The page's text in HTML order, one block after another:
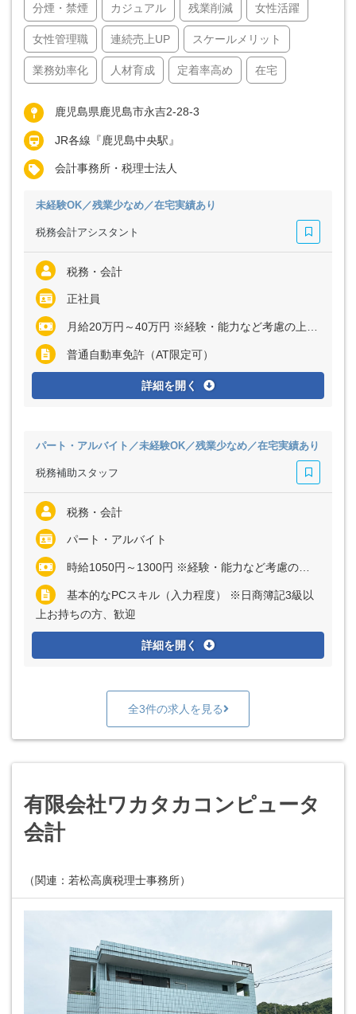
分煙・禁煙 カジュアル 残業削減 女性活躍
女性管理職 連続売上UP スケールメリット
業務効率化 人材育成 定着率高め 在宅
鹿児島県鹿児島市永吉2-28-3
JR各線『鹿児島中央駅』
会計事務所・税理士法人
未経験OK／残業少なめ／在宅実績あり
税務会計アシスタント
税務・会計
正社員
月給20万円～40万円 ※経験・能力など考慮の上、決定いたします ※残業代は全額支給
普通自動車免許（AT限定可）
詳細を開く
パート・アルバイト／未経験OK／残業少なめ／在宅実績あり
税務補助スタッフ
税務・会計
パート・アルバイト
時給1050円～1300円 ※経験・能力など考慮の上、決定いたします
基本的なPCスキル（入力程度） ※日商簿記3級以
上お持ちの方、歓迎
詳細を開く
全3件の求人を見る
有限会社ワカタカコンピュータ
会計
（関連：若松高廣税理士事務所）